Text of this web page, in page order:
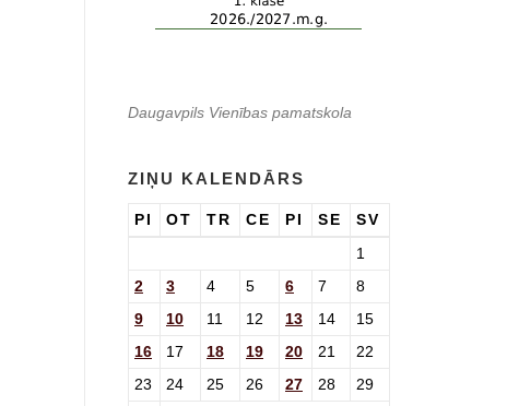
Daugavpils Vienības pamatskola
ZIŅU KALENDĀRS
PI OT TR CE PI SE
SV
1
2
3 4 5 6 7
8
9
10 11 12 13 14
15
16
17 18 19 20 21
22
23
24 25 26 27 28
29